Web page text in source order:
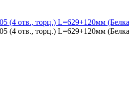
(4 отв., торц.) L=629+120мм
(4 отв., торц.) L=629+120мм